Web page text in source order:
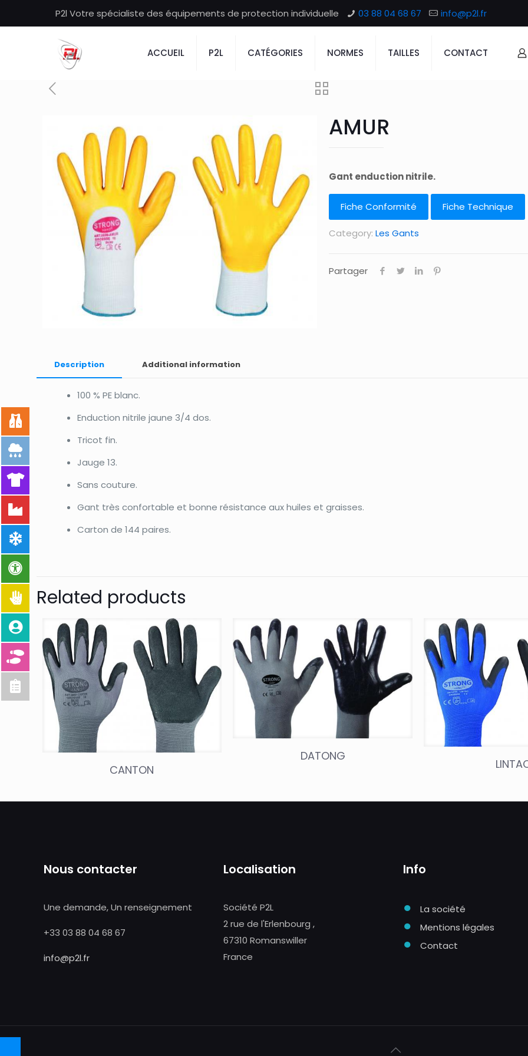
P2l Votre spécialiste des équipements de protection individuelle 03 88 04 68 67 info@p2l.fr
ACCUEIL P2L CATÉGORIES NORMES TAILLES CONTACT
AMUR
Gant enduction nitrile.
Fiche Conformité Fiche Technique
Category: Les Gants
Partager
Description Additional information
100 % PE blanc.
Enduction nitrile jaune 3/4 dos.
Tricot fin.
Jauge 13.
Sans couture.
Gant très confortable et bonne résistance aux huiles et graisses.
Carton de 144 paires.
Related products
CANTON
DATONG
Nous contacter
Une demande, Un renseignement
+33 03 88 04 68 67
info@p2l.fr
Localisation
Société P2L
2 rue de l'Erlenbourg ,
67310 Romanswiller
France
Info
● La société
● Mentions légales
● Contact